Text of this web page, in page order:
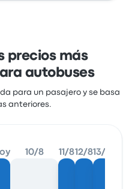
precios más
autobuses
para un pasajero y se basa
anteriores.
10/8 11/812/813/8